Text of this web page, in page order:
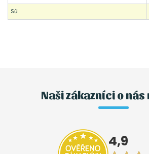
Sůl
Naši zákazníci o
4,9